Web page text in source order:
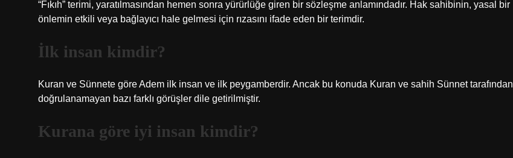
“Fıkıh” terimi, yaratılmasından hemen sonra yürürlüğe giren bir sözleşme anlamındadır. Hak sahibinin, yasal bir
önlemin etkili veya bağlayıcı hale gelmesi için rızasını ifade eden bir terimdir.
İlk insan kimdir?
Kuran ve Sünnete göre Adem ilk insan ve ilk peygamberdir. Ancak bu konuda Kuran ve sahih Sünnet tarafından
doğrulanamayan bazı farklı görüşler dile getirilmiştir.
Kurana göre iyi insan kimdir?